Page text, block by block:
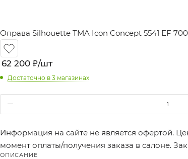
Оправа Silhouette TMA Icon Concept 5541 EF
62 200 ₽/шт
Достаточно в 3 магазинах
Информация на сайте не является офертой.
момент оплаты/получения заказа в салоне.
ОПИСАНИЕ